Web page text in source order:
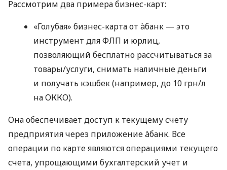
Рассмотрим два примера бизнес-карт:
«Голубая» бизнес-карта от àбанк — это
инструмент для ФЛП и юрлиц,
позволяющий бесплатно рассчитываться за
товары/услуги, снимать наличные деньги
и получать кэшбек (например, до 10 грн/л
на ОККО).
Она обеспечивает доступ к текущему счету
предприятия через приложение àбанк. Все
операции по карте являются операциями текущего
счета, упрощающими бухгалтерский учет и